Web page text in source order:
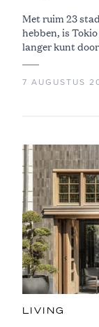
Met ruim 23
hebben, is
langer kunt
7 AUGUSTUS
LIVING